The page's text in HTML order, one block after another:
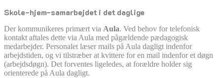
Skole-hjem-samarbejdet i det daglige
Der kommunikeres primært via Aula. Ved behov for telefonisk
kontakt aftales dette via Aula med pågældende pædagogisk
medarbejder. Personalet læser mails på Aula dagligt indenfor
arbejdstiden, og vi tilstræber at kvittere for en mail indenfor et døgn
(arbejdsdøgn). Det forventes ligeledes, at forældre holder sig
orienterede på Aula dagligt.